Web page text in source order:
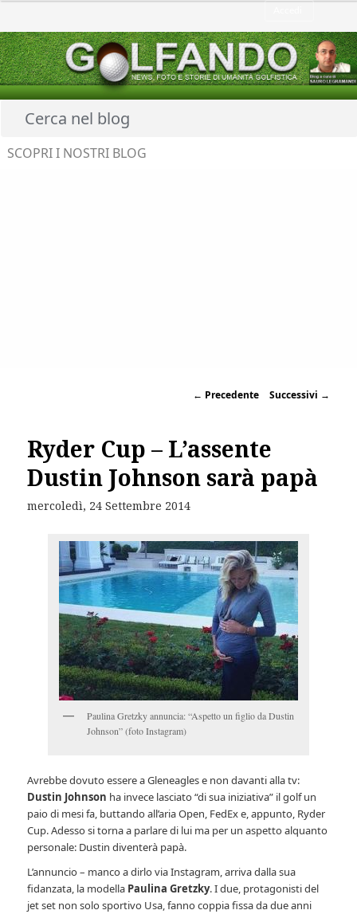
← Precedente Successivi →
Ryder Cup – L’assente
Dustin Johnson sarà papà
mercoledì, 24 Settembre 2014
Paulina Gretzky annuncia: “Aspetto un figlio da Dustin
Johnson” (foto Instagram)
Avrebbe dovuto essere a Gleneagles e non davanti alla tv:
Dustin Johnson ha invece lasciato “di sua iniziativa” il golf un
paio di mesi fa, buttando all’aria Open, FedEx e, appunto, Ryder
Cup. Adesso si torna a parlare di lui ma per un aspetto alquanto
personale: Dustin diventerà papà.
L’annuncio – manco a dirlo via Instagram, arriva dalla sua
fidanzata, la modella Paulina Gretzky. I due, protagonisti del
jet set non solo sportivo Usa, fanno coppia fissa da due anni